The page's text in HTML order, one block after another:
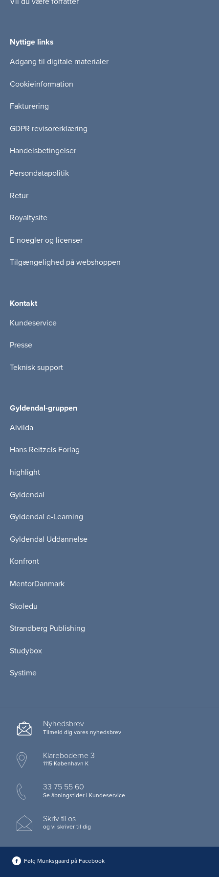
Nyttige links
Adgang til digitale materialer
Cookieinformation
Fakturering
GDPR revisorerklæring
Handelsbetingelser
Persondatapolitik
Retur
Royaltysite
E-noegler og licenser
Tilgængelighed på webshoppen
Kontakt
Kundeservice
Presse
Teknisk support
Gyldendal-gruppen
Alvilda
Hans Reitzels Forlag
highlight
Gyldendal
Gyldendal e-Learning
Gyldendal Uddannelse
Konfront
MentorDanmark
Skoledu
Strandberg Publishing
Studybox
Systime
Nyhedsbrev
Tilmeld dig vores nyhedsbrev
Klareboderne 3
1115 København K
33 75 55 60
Se åbningstider i Kundeservice
Skriv til os
og vi skriver til dig
Følg Munksgaard på Facebook